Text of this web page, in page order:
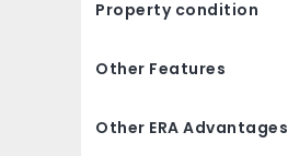
Property condition
Other Features
Other ERA Advantages